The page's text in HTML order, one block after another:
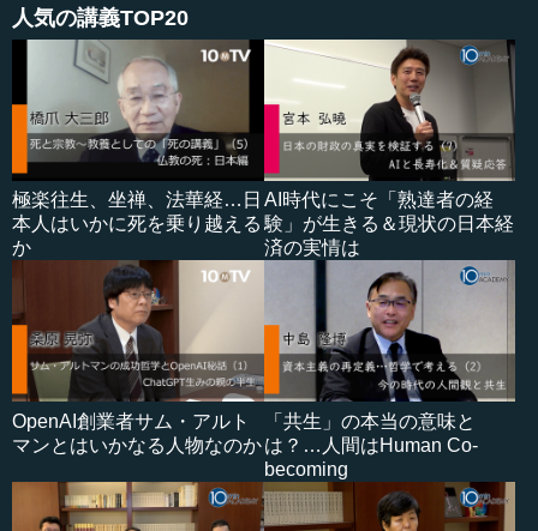
人気の講義TOP20
極楽往生、坐禅、法華経…日
本人はいかに死を乗り越える
か
AI時代にこそ「熟達者の経
験」が生きる＆現状の日本経
済の実情は
OpenAI創業者サム・アルト
マンとはいかなる人物なのか
「共生」の本当の意味と
は？…人間はHuman Co-
becoming